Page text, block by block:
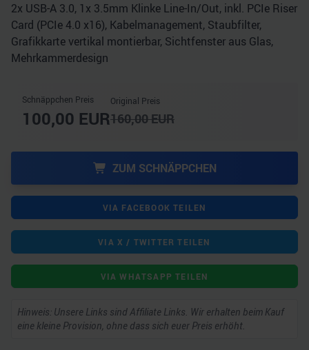
2x USB-A 3.0, 1x 3.5mm Klinke Line-In/​Out, inkl. PCIe Riser
Card (PCIe 4.0 x16), Kabelmanagement, Staubfilter,
Grafikkarte vertikal montierbar, Sichtfenster aus Glas,
Mehrkammerdesign
Schnäppchen Preis
100,00 EUR
Original Preis
160,00EUR
ZUM SCHNÄPPCHEN
VIA FACEBOOK TEILEN
VIA X / TWITTER TEILEN
VIA WHATSAPP TEILEN
Hinweis: Unsere Links sind Affiliate Links. Wir erhalten beim Kauf
eine kleine Provision, ohne dass sich euer Preis erhöht.